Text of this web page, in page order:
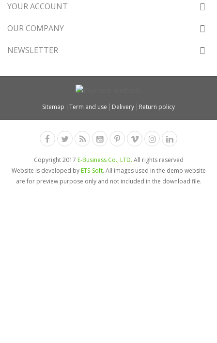
YOUR ACCOUNT
OUR COMPANY
NEWSLETTER
Sitemap Term and use Delivery Return policy
Copyright 2017 E-Business Co., LTD. All rights reserved
Website is developed byETS-Soft. All images used in the demo website
are for preview purpose only and not included in the download file.